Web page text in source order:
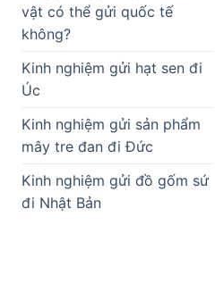
vật có thể gửi quốc tế
không?
Kinh nghiệm gửi hạt sen đi
Úc
Kinh nghiệm gửi sản phẩm
mây tre đan đi Đức
Kinh nghiệm gửi đồ gốm sứ
đi Nhật Bản